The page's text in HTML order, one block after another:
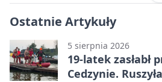
Ostatnie Artykuły
5 sierpnia 2026
19-latek zasłabł
Cedzynie.